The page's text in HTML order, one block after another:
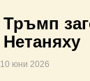
Тръмп
Нетаняху
10 юни 2026